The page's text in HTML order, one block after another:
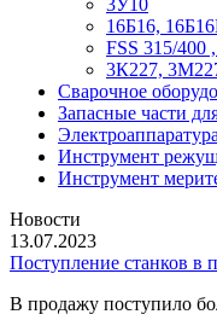
3У10
16Б16,
FSS 315/400
3К227,
Сварочное
Запасные части
Электроаппаратура
Инструмент
Инструмент
Новости
13.07.2023
Поступление станков в
В продажу поступило